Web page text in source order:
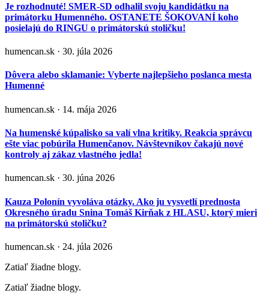
Je rozhodnuté! SMER-SD odhalil svoju kandidátku na
primátorku Humenného. OSTANETE ŠOKOVANÍ koho
posielajú do RINGU o primátorskú stoličku!
humencan.sk · 30. júla 2026
Dôvera alebo sklamanie: Vyberte najlepšieho poslanca mesta
Humenné
humencan.sk · 14. mája 2026
Na humenské kúpalisko sa valí vlna kritiky. Reakcia správcu
ešte viac pobúrila Humenčanov. Návštevníkov čakajú nové
kontroly aj zákaz vlastného jedla!
humencan.sk · 30. júna 2026
Kauza Polonín vyvoláva otázky. Ako ju vysvetlí prednosta
Okresného úradu Snina Tomáš Kirňak z HLASU, ktorý mieri
na primátorskú stoličku?
humencan.sk · 24. júla 2026
Zatiaľ žiadne blogy.
Zatiaľ žiadne blogy.